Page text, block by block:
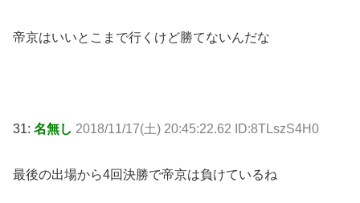
帝京はいいとこまで行くけど勝てないんだな
31: 名無し 2018/11/17(土) 20:45:22.62 ID:8TLszS4H0
最後の出場から4回決勝で帝京は負けているね